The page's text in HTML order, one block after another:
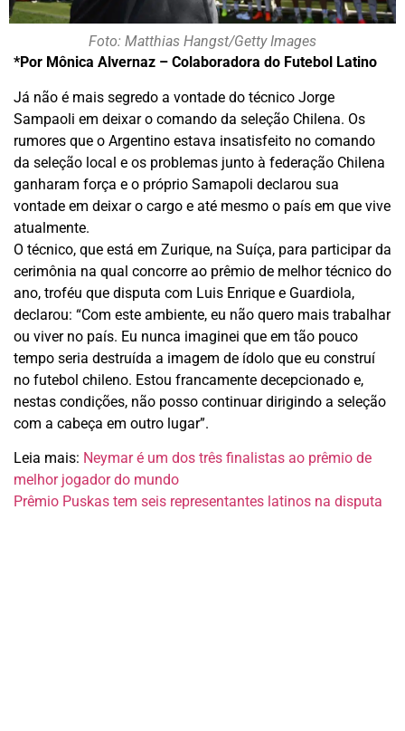
Foto: Matthias Hangst/Getty Images
*Por Mônica Alvernaz – Colaboradora do Futebol Latino
Já não é mais segredo a vontade do técnico Jorge
Sampaoli em deixar o comando da seleção Chilena. Os
rumores que o Argentino estava insatisfeito no comando
da seleção local e os problemas junto à federação Chilena
ganharam força e o próprio Samapoli declarou sua
vontade em deixar o cargo e até mesmo o país em que vive
atualmente.
O técnico, que está em Zurique, na Suíça, para participar da
cerimônia na qual concorre ao prêmio de melhor técnico do
ano, troféu que disputa com Luis Enrique e Guardiola,
declarou: “Com este ambiente, eu não quero mais trabalhar
ou viver no país. Eu nunca imaginei que em tão pouco
tempo seria destruída a imagem de ídolo que eu construí
no futebol chileno. Estou francamente decepcionado e,
nestas condições, não posso continuar dirigindo a seleção
com a cabeça em outro lugar”.
Leia mais: Neymar é um dos três finalistas ao prêmio de
melhor jogador do mundo
Prêmio Puskas tem seis representantes latinos na disputa